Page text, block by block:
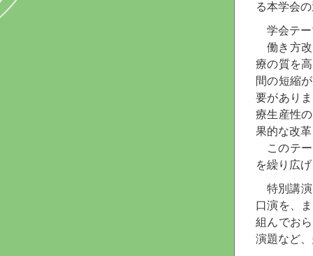
る本学会
学会テ
働き方
療の質を
間の短縮
要があり
療生産性
果的な改
このテ
を繰り広
特別講
口演を、
組んでお
演題など